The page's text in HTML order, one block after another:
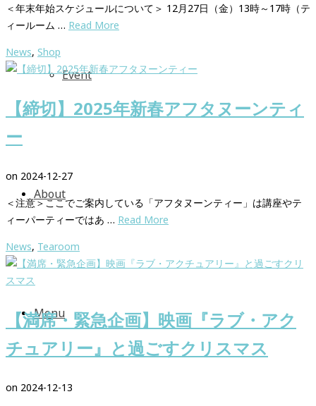
Event
About
Menu
＜年末年始スケジュールについて＞ 12月27日（金）13時～17時（テ
ィールーム … Read More
News, Shop
【締切】2025年新春アフタヌーンティ
ー
on 2024-12-27
＜注意＞ここでご案内している「アフタヌーンティー」は講座やテ
ィーパーティーではあ … Read More
News, Tearoom
【満席・緊急企画】映画『ラブ・アク
チュアリー』と過ごすクリスマス
on 2024-12-13